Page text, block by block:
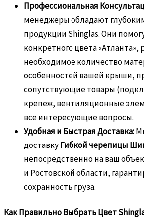
Профессиональная
менеджеры обладают
продукции Shinglas. Они
конкретного цвета «Атланта»,
необходимое количество
особенностей вашей крыши,
сопутствующие товары
крепеж, вентиляционные
все интересующие вопросы.
Удобная и Быстрая Доставка:
доставкуГибкой черепицы
непосредственно на ваш
и Ростовской области,
сохранность груза.
Как Правильно Выбрать Цвет